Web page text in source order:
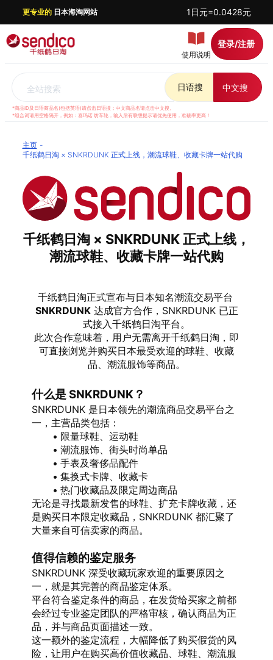
更专业的日本海淘网站 1日元=0.0428元
使用说明
登录/注册
全站搜索 日语搜 中文搜
*商品ID及日语商品名(包括英语)请点击日语搜；中文商品名请点击中文搜。
*组合词请用空格隔开，例如：喜玛诺 纺车轮，输入后有联想提示请优先使用，准确率更高！
主页
千纸鹤日淘 × SNKRDUNK 正式上线，潮流球鞋、收藏卡牌一站代购
千纸鹤日淘 × SNKRDUNK 正式上线，
潮流球鞋、收藏卡牌一站代购
SNKRDUNK 达成官方合作，SNKRDUNK 已正
式接入千纸鹤日淘平台。
此次合作意味着，用户无需离开千纸鹤日淘，即
可直接浏览并购买日本最受欢迎的球鞋、收藏
品、潮流服饰等商品。
什么是 SNKRDUNK？
SNKRDUNK 是日本领先的潮流商品交易平台之
一，主营品类包括：
限量球鞋、运动鞋
潮流服饰、街头时尚单品
手表及奢侈品配件
集换式卡牌、收藏卡
热门收藏品及限定周边商品
无论是寻找最新发售的球鞋、扩充卡牌收藏，还
是购买日本限定收藏品，SNKRDUNK 都汇聚了
大量来自可信卖家的商品。
值得信赖的鉴定服务
SNKRDUNK 深受收藏玩家欢迎的重要原因之
一，就是其完善的商品鉴定体系。
平台符合鉴定条件的商品，在发货给买家之前都
会经过专业鉴定团队的严格审核，确认商品为正
品，并与商品页面描述一致。
这一额外的鉴定流程，大幅降低了购买假货的风
险，让用户在购买高价值收藏品、球鞋、潮流服